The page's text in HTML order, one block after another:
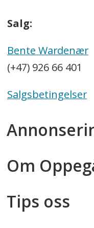
Salg:
Bente Wardenær
(+47) 926 66 401
Salgsbetingelser
Om
Tips oss